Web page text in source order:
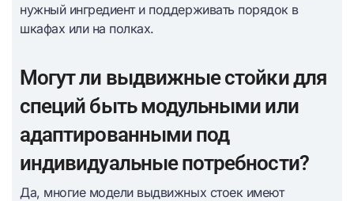
нужный ингредиент и поддерживать порядок в
шкафах или на полках.
Могут ли выдвижные стойки для
специй быть модульными или
адаптированными под
индивидуальные потребности?
Да, многие модели выдвижных стоек имеют